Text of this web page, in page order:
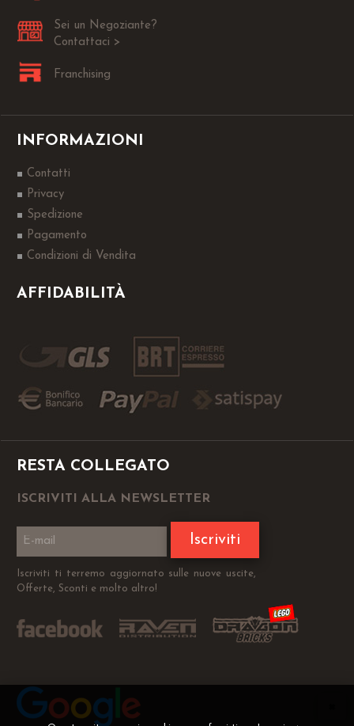
Sei un Negoziante?
Contattaci >
Franchising
INFORMAZIONI
Contatti
Privacy
Spedizione
Pagamento
Condizioni di Vendita
AFFIDABILITÀ
RESTA COLLEGATO
ISCRIVITI ALLA NEWSLETTER
Iscriviti
Iscriviti ti terremo aggiornato sulle nuove uscite,
Offerte, Sconti e molto altro!